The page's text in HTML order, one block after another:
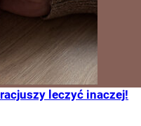
leczyć inaczej!